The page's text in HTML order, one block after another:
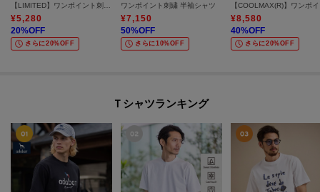
【LIMITED】ワンポイント刺繍 半袖Tシャツ
¥5,280
20%OFF
さらに20%OFF
ワンポイント刺繍 半袖シャツ
¥7,150
50%OFF
さらに10%OFF
¥8,580
40%OFF
さらに20%OFF
Ｔシャツランキング